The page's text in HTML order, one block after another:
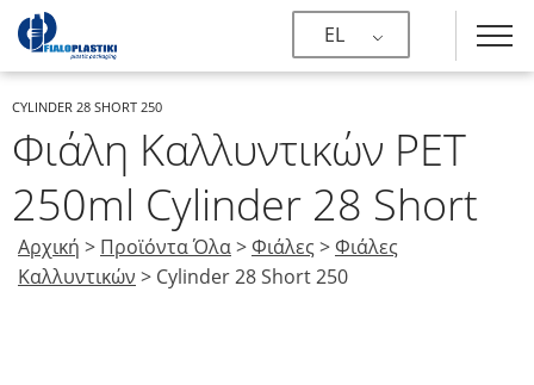
EL
CYLINDER 28 SHORT 250
Φιάλη Καλλυντικών PET
250ml Cylinder 28 Short
Αρχική > Προϊόντα Όλα>Φιάλες >Φιάλες
Καλλυντικών > Cylinder 28 Short 250